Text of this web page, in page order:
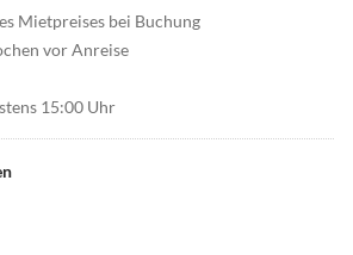
Mietpreises bei Buchung
vor Anreise
15:00 Uhr